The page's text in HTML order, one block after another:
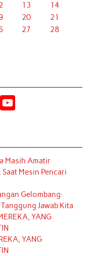
13
14
20
21
27
28
T
u
e
Masih Amatir
Saat Mesin Pencari
Gelombang:
Jawab Kita
YANG
YANG